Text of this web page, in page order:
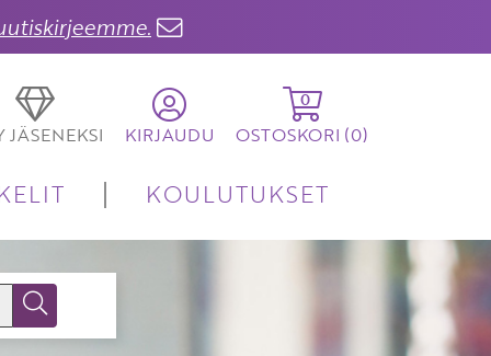
JÄSENEKSI KIRJAUDU
0
OSTOSKORI (0)
KOULUTUKSET